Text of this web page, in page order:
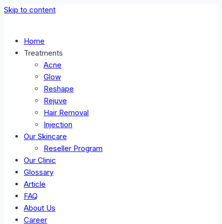
Skip to content
Home
Treatments
Acne
Glow
Reshape
Rejuve
Hair Removal
Injection
Our Skincare
Reseller Program
Our Clinic
Glossary
Article
FAQ
About Us
Career